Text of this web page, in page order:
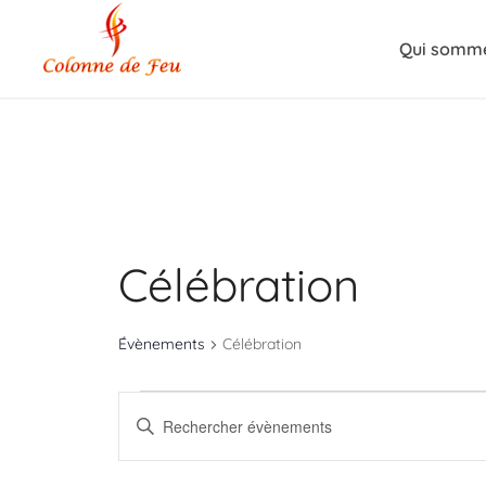
Qui
Célébration
Évènements Célébration
Évènements
for
Recherche
et
Saisir